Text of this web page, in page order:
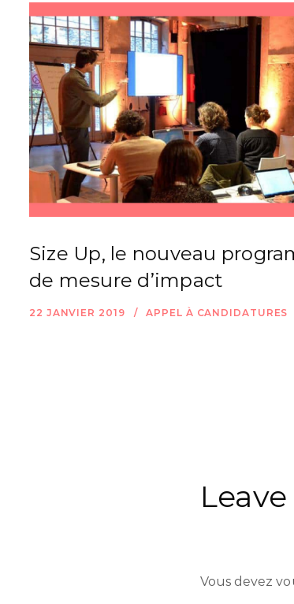
Size Up, le nouveau
de mesure d’impact
22 JANVIER 2019 APPEL À CANDIDATURES
Vous devez